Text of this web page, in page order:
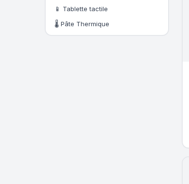
📱 Tablette tactile
🌡️ Pâte Thermique